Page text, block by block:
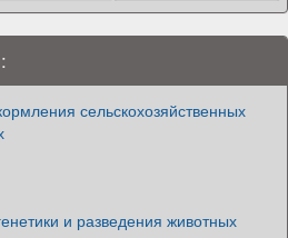
сельскохозяйственных
и разведения животных